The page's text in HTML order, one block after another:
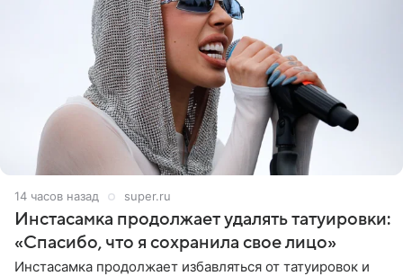
14 часов назад super.ru
Инстасамка продолжает удалять татуировки:
«Спасибо, что я сохранила свое лицо»
Инстасамка продолжает избавляться от татуировок и